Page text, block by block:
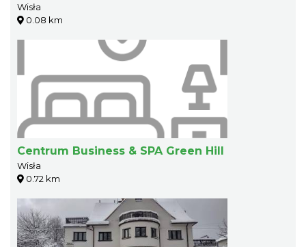
Wisła
0.08 km
Centrum Business & SPA Green Hill
Wisła
0.72 km